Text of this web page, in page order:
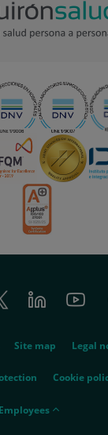
LinkedinYoutube
Site map Legal
Cookie
Employees